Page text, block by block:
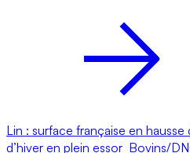
Lin : surface française en
d’hiver en plein essor Bovins/